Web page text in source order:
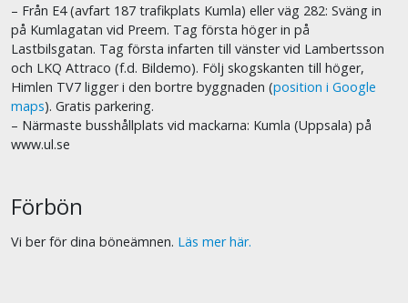
– Från E4 (avfart 187 trafikplats Kumla) eller väg 282: Sväng in
på Kumlagatan vid Preem. Tag första höger in på
Lastbilsgatan. Tag första infarten till vänster vid Lambertsson
och LKQ Attraco (f.d. Bildemo). Följ skogskanten till höger,
Himlen TV7 ligger i den bortre byggnaden (position i Google
maps). Gratis parkering.
– Närmaste busshållplats vid mackarna: Kumla (Uppsala) på
www.ul.se
Förbön
Vi ber för dina böneämnen. Läs mer här.